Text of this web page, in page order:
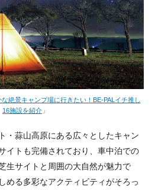
絶景キャンプ場に行きたい！BE-PALイチ推し
16施設を紹介 」
・蒜山高原にある広々としたキャン
イトも完備されており、車中泊での
生サイトと周囲の大自然が魅力で
める多彩なアクティビティがそろっ